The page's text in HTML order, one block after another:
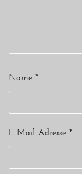
Name *
E-Mail-Adresse *